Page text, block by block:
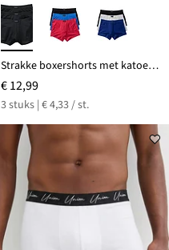
Strakke boxershorts met katoen (set van 3)
€ 12,99
3 stuks | € 4,33 / st.